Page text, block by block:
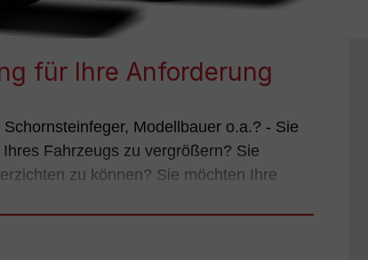
für Ihre Anforderung
Modellbauer o.a.? - Sie
Fahrzeugs zu vergrößern? Sie
zu können? Sie möchten Ihre